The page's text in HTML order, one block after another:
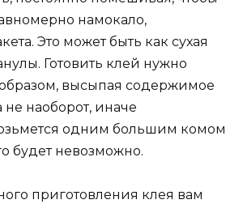
намокало,
Это может быть как сухая
Готовить клей нужно
высыпая содержимое
не наоборот, иначе
одним большим комом
будет невозможно.
приготовления клея вам